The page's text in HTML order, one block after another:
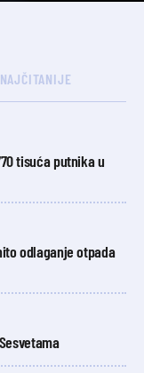
NAJČITANIJE
tisuća putnika u
odlaganje otpada